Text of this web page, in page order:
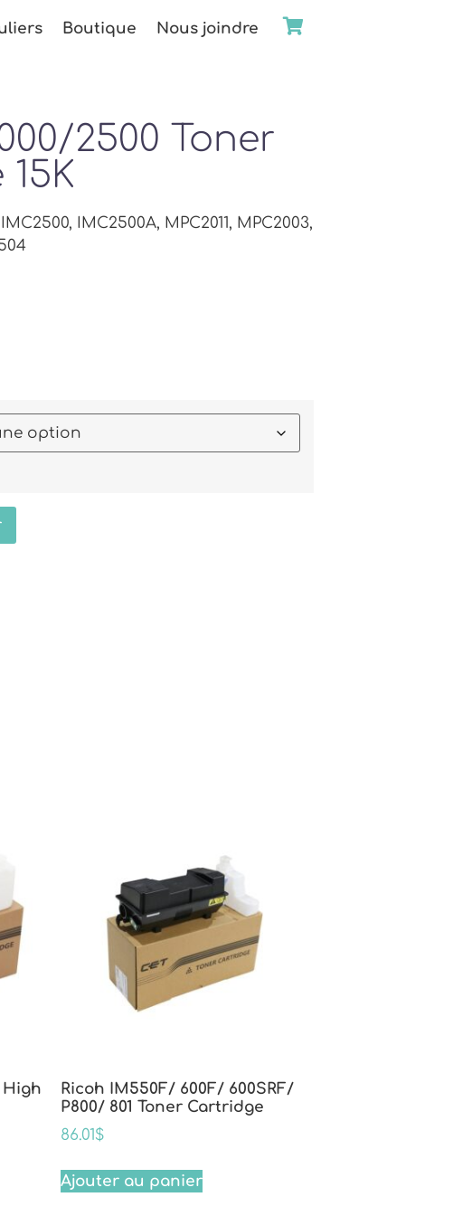
Boutique Nous joindre
2500 Toner
IMC2500A, MPC2011, MPC2003,
High
Ricoh IM550F/ 600F/ 600SRF/
P800/ 801 Toner Cartridge
86.01$
Ajouter au panier